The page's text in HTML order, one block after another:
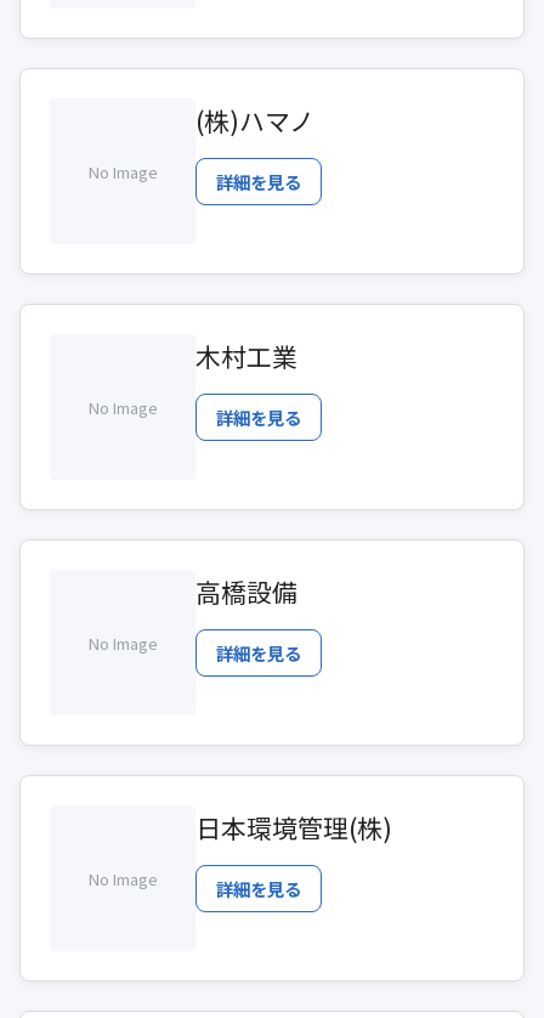
No Image
(株)ハマノ
詳細を見る
No Image
木村工業
詳細を見る
No Image
高橋設備
詳細を見る
No Image
日本環境管理(株)
詳細を見る